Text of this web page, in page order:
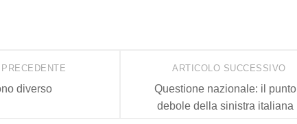
ARTICOLO SUCCESSIVO
Questione nazionale: il punto
debole della sinistra italiana
diverso